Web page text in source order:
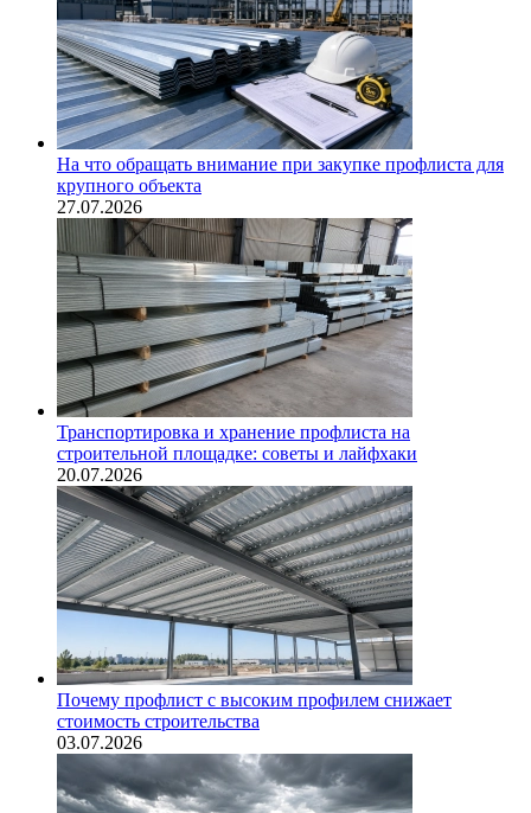
На что обращать внимание при закупке профлиста для
крупного объекта
27.07.2026
Транспортировка и хранение профлиста на
строительной площадке: советы и лайфхаки
20.07.2026
Почему профлист с высоким профилем снижает
стоимость строительства
03.07.2026